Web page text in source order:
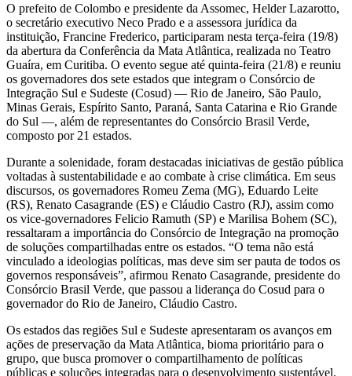
O prefeito de Colombo e presidente da Assomec, Helder Lazarotto,
o secretário executivo Neco Prado e a assessora jurídica da
instituição, Francine Frederico, participaram nesta terça-feira (19/8)
da abertura da Conferência da Mata Atlântica, realizada no Teatro
Guaíra, em Curitiba. O evento segue até quinta-feira (21/8) e reuniu
os governadores dos sete estados que integram o Consórcio de
Integração Sul e Sudeste (Cosud) — Rio de Janeiro, São Paulo,
Minas Gerais, Espírito Santo, Paraná, Santa Catarina e Rio Grande
do Sul —, além de representantes do Consórcio Brasil Verde,
composto por 21 estados.
Durante a solenidade, foram destacadas iniciativas de gestão pública
voltadas à sustentabilidade e ao combate à crise climática. Em seus
discursos, os governadores Romeu Zema (MG), Eduardo Leite
(RS), Renato Casagrande (ES) e Cláudio Castro (RJ), assim como
os vice-governadores Felicio Ramuth (SP) e Marilisa Bohem (SC),
ressaltaram a importância do Consórcio de Integração na promoção
de soluções compartilhadas entre os estados. “O tema não está
vinculado a ideologias políticas, mas deve sim ser pauta de todos os
governos responsáveis”, afirmou Renato Casagrande, presidente do
Consórcio Brasil Verde, que passou a liderança do Cosud para o
governador do Rio de Janeiro, Cláudio Castro.
Os estados das regiões Sul e Sudeste apresentaram os avanços em
ações de preservação da Mata Atlântica, bioma prioritário para o
grupo, que busca promover o compartilhamento de políticas
públicas e soluções integradas para o desenvolvimento sustentável.